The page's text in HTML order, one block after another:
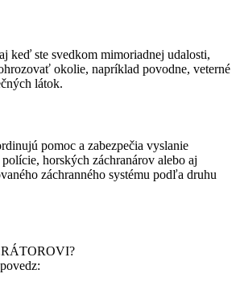
keď ste svedkom mimoriadnej udalosti,
okolie, napríklad povodne, veterné
látok.
pomoc a zabezpečia vyslanie
horských záchranárov alebo aj
záchranného systému podľa druhu